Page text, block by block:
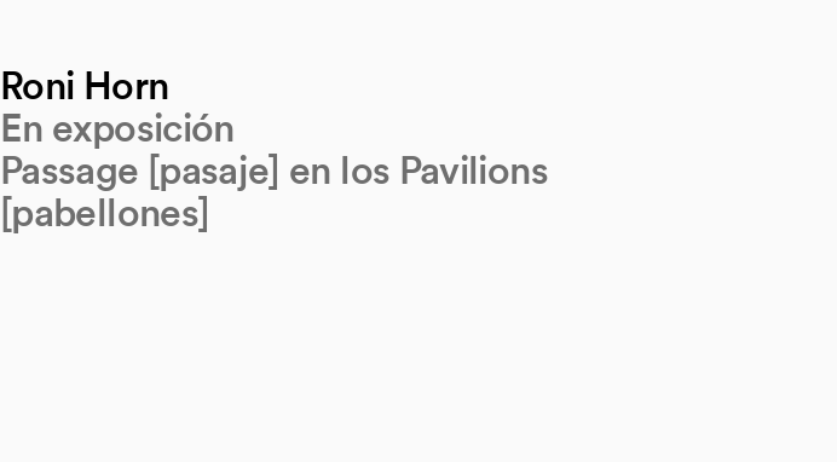
Roni Horn
En exposición
Passage [pasaje] en los Pavilions
[pabellones]